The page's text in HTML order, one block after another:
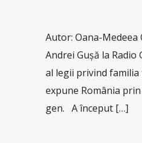
Autor: Oana-Medeea
Andrei Gușă la
al legii privind
expune România
gen. A început […]